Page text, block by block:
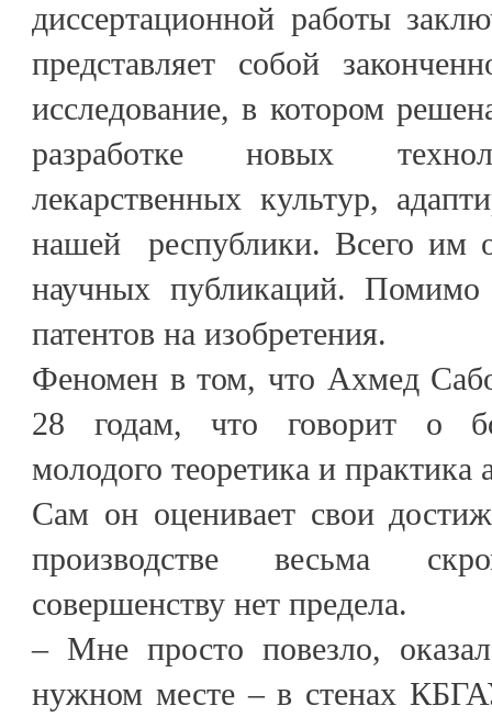
диссертационной работы
представляет собой
исследование, в котором
разработке новых
лекарственных культур,
нашей республики. Всего им
научных публикаций. Помимо
патентов на изобретения.
Феномен в том, что Ахмед
28 годам, что говорит о
молодого теоретика и практика
Сам он оценивает свои
производстве весьма
совершенству нет предела.
– Мне просто повезло,
нужном месте – в стенах